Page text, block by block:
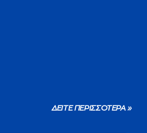
ΔΕΙΤΕ ΠΕΡΙΣΣΟΤΕΡΑ »